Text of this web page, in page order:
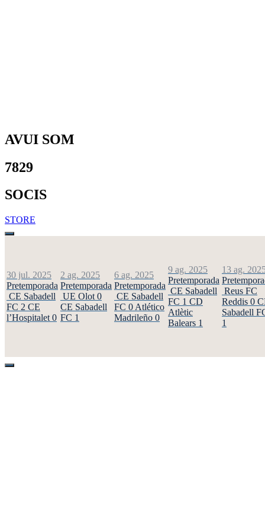
AVUI SOM
7829
SOCIS
STORE
30 jul. 2025
Pretemporada
CE Sabadell
FC 2 CE
l’Hospitalet 0
2 ag. 2025
Pretemporada
UE Olot 0
CE Sabadell
FC 1
6 ag. 2025
Pretemporada
CE Sabadell
FC 0 Atlético
Madrileño 0
9 ag. 2025
Pretemporada
CE Sabadell
FC 1 CD
Atlètic
Balears 1
13 ag.
Reus FC
Reddis 0
Sabadell
1